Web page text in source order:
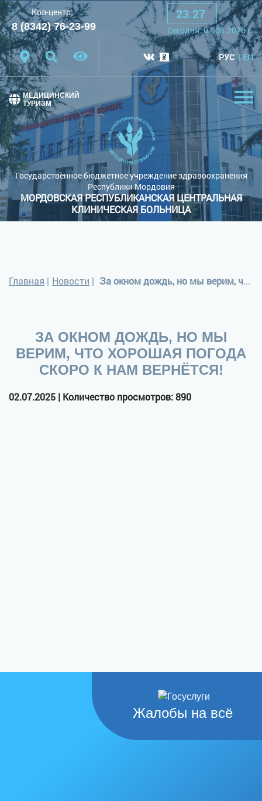
Шрифт: A A A
Цветовая схема: Черная схема
Обычный сайт
Кол-центр:
8 (8342) 76-23-99
23 27
Сегодня:07.08.2026г.
РУС EN
Государственное бюджетное учреждение здравоохранения
Республики Мордовия
МОРДОВСКАЯ РЕСПУБЛИКАНСКАЯ ЦЕНТРАЛЬНАЯ
КЛИНИЧЕСКАЯ БОЛЬНИЦА
МЕДИЦИНСКИЙ
ТУРИЗМ
Главная | Новости | За окном дождь, но мы верим, что хорошая погода скоро к нам вернётся!
ЗА ОКНОМ ДОЖДЬ, НО МЫ
ВЕРИМ, ЧТО ХОРОШАЯ ПОГОДА
СКОРО К НАМ ВЕРНЁТСЯ!
02.07.2025 | Количество просмотров: 890
Жалобы на всё